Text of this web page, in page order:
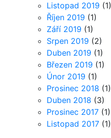
Listopad 2019 (1)
Říjen 2019 (1)
Září 2019 (1)
Srpen 2019 (2)
Duben 2019 (1)
Březen 2019 (1)
Únor 2019 (1)
Prosinec 2018 (1)
Duben 2018 (3)
Prosinec 2017 (1)
Listopad 2017 (1)